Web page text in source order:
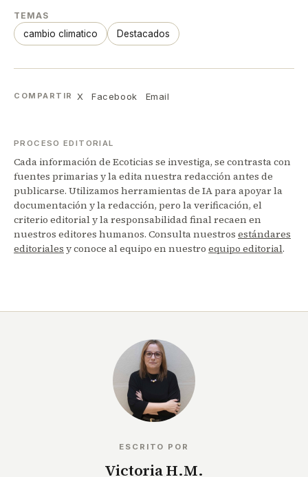
TEMAS
cambio climatico Destacados
COMPARTIR X Facebook Email
PROCESO EDITORIAL
Cada información de Ecoticias se investiga, se contrasta con
fuentes primarias y la edita nuestra redacción antes de
publicarse. Utilizamos herramientas de IA para apoyar la
documentación y la redacción, pero la verificación, el
criterio editorial y la responsabilidad final recaen en
nuestros editores humanos. Consulta nuestros estándares
editoriales y conoce al equipo en nuestro equipo editorial.
ESCRITO POR
Victoria H.M.